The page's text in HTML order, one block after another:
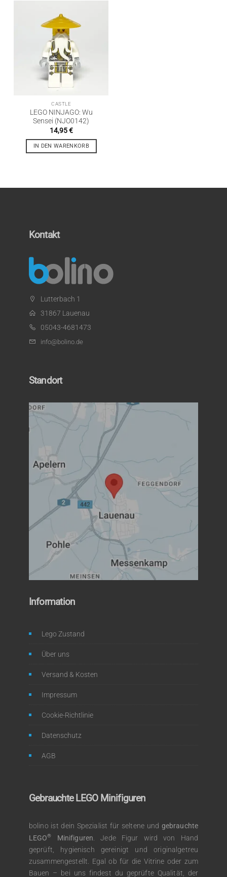
CASTLE
LEGO NINJAGO: Wu
Sensei (NJO0142)
14,95€
IN DEN WARENKORB
Kontakt
Lutterbach 1
31867 Lauenau
05043-4681473
info@bolino.de
Standort
Information
Lego Zustand
Über uns
Versand & Kosten
Impressum
Cookie-Richtlinie
Datenschutz
AGB
Gebrauchte LEGO Minifiguren
bolino ist dein Spezialist für seltene und gebrauchte
LEGO® Minifiguren. Jede Figur wird von Hand
geprüft, hygienisch gereinigt und originalgetreu
zusammengestellt. Egal ob für die Vitrine oder zum
Bauen – bei uns findest du geprüfte Qualität, der